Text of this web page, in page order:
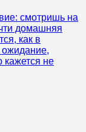
смотришь на
домашняя
как в
ожидание,
не